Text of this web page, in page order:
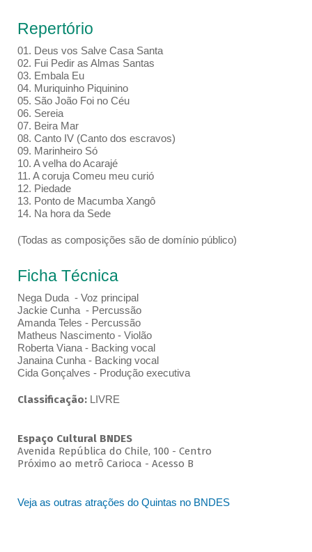
Repertório
01. Deus vos Salve Casa Santa
02. Fui Pedir as Almas Santas
03. Embala Eu
04. Muriquinho Piquinino
05. São João Foi no Céu
06. Sereia
07. Beira Mar
08. Canto IV (Canto dos escravos)
09. Marinheiro Só
10. A velha do Acarajé
11. A coruja Comeu meu curió
12. Piedade
13. Ponto de Macumba Xangô
14. Na hora da Sede
(Todas as composições são de domínio público)
Ficha Técnica
Nega Duda - Voz principal
Jackie Cunha - Percussão
Amanda Teles - Percussão
Matheus Nascimento - Violão
Roberta Viana - Backing vocal
Janaina Cunha - Backing vocal
Cida Gonçalves - Produção executiva
Classificação: LIVRE
Espaço Cultural BNDES
Avenida República do Chile, 100 - Centro
Próximo ao metrô Carioca - Acesso B
Veja as outras atrações do Quintas no BNDES